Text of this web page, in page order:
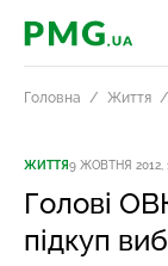
PMG.ua
Головна Життя
ЖИТТЯ9 ЖОВТНЯ 2012,
Голові
підкуп